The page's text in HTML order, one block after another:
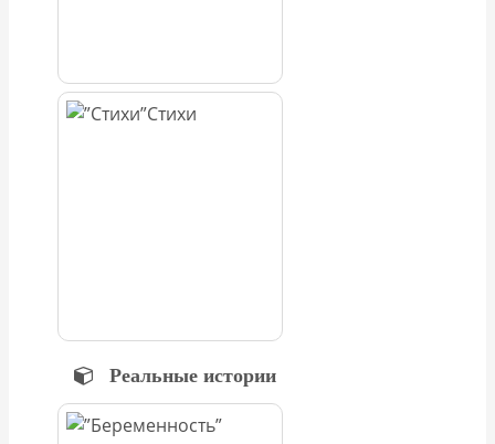
Стихи
Реальные истории